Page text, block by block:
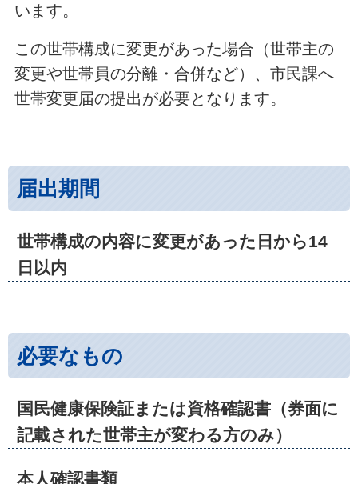
います。
この世帯構成に変更があった場合（世帯主の
変更や世帯員の分離・合併など）、市民課へ
世帯変更届の提出が必要となります。
届出期間
世帯構成の内容に変更があった日から14
日以内
必要なもの
国民健康保険証または資格確認書（券面に
記載された世帯主が変わる方のみ）
本人確認書類